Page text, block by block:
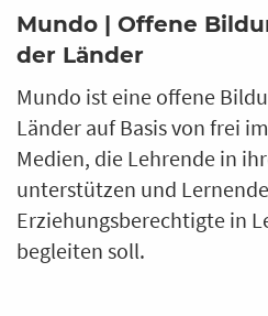
Mundo | Offene
der Länder
Mundo ist eine offene
Länder auf Basis von frei
Medien, die Lehrende in
unterstützen und
Erziehungsberechtigte in
begleiten soll.